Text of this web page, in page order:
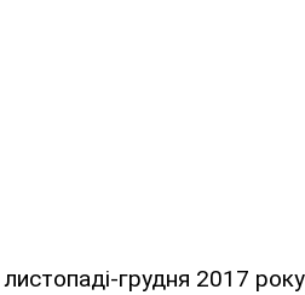
грудня 2017